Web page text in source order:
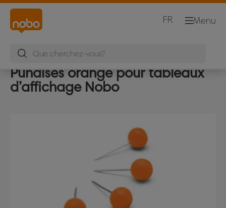
Menu
FR
Punaises orange pour tableaux
d’affichage Nobo